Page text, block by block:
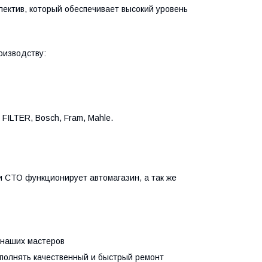
который обеспечивает высокий уровень
Bosch, Fram, Mahle.
функционирует автомагазин, а так же
мастеров
качественный и быстрый ремонт